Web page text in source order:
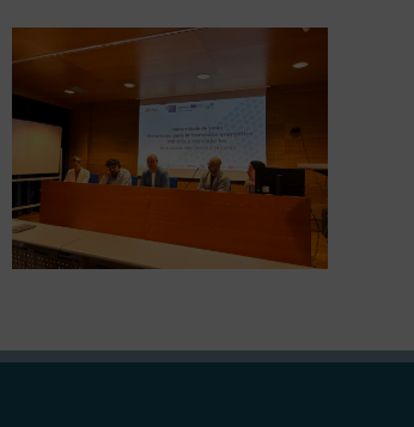
La Xunta convoca 2,5
millones de euros en ayudas
para impulsar la
sostenibilidad en el sector de
los recursos naturales en
Galicia